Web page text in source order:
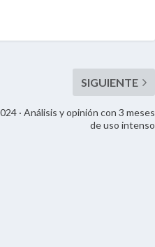
· Análisis y opinión con 3 meses
de uso intenso